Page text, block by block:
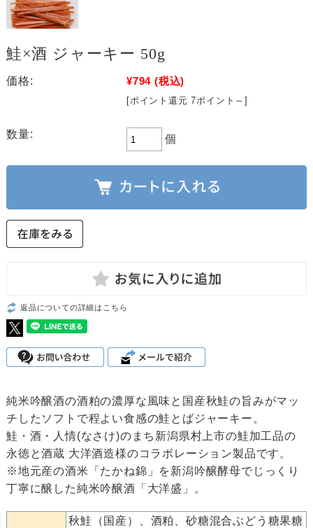
鮭×酒 ジャーキー 50g
価格: ¥794 (税込)
[ポイント還元 7ポイント～]
数量: 個
返品についての詳細はこちら
純米吟醸酒の酒粕の濃厚な風味と国産秋鮭の旨みがマッ
チしたソフトで程よい食感の鮭とばジャーキー。
鮭・酒・人情(なさけ)のまち新潟県村上市の鮭加工品の
永徳と酒蔵 大洋酒造様のコラボレーション製品です。
※地元産の酒米「たかね錦」を新潟吟醸酵母でじっくり
丁寧に醸した純米吟醸酒「大洋盛」。
秋鮭（国産）、酒粕、砂糖混合ぶどう糖果糖